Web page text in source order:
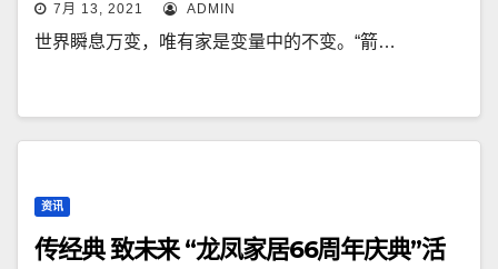
7月 13, 2021 ADMIN
世界瞬息万变，唯有家是变量中的不变。“箭…
资讯
传经典 致未来 “龙凤家居66周年庆典”活